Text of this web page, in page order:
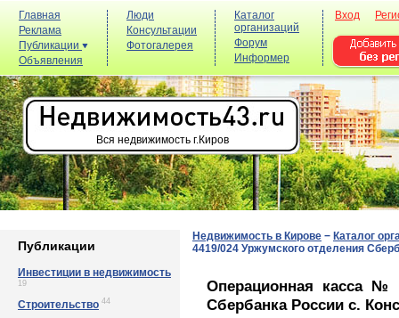
Главная
Реклама
Публикации
Объявления
Люди
Консультации
Фотогалерея
Каталог
организаций
Форум
Информер
Вход
Вся недвижимость г.Киров
Публикации
Инвестиции в недвижимость
19
Строительство 44
Недвижимость в Кирове − Каталог
4419/024 Уржумского отделения
Операционная касса №
Сбербанка России с.